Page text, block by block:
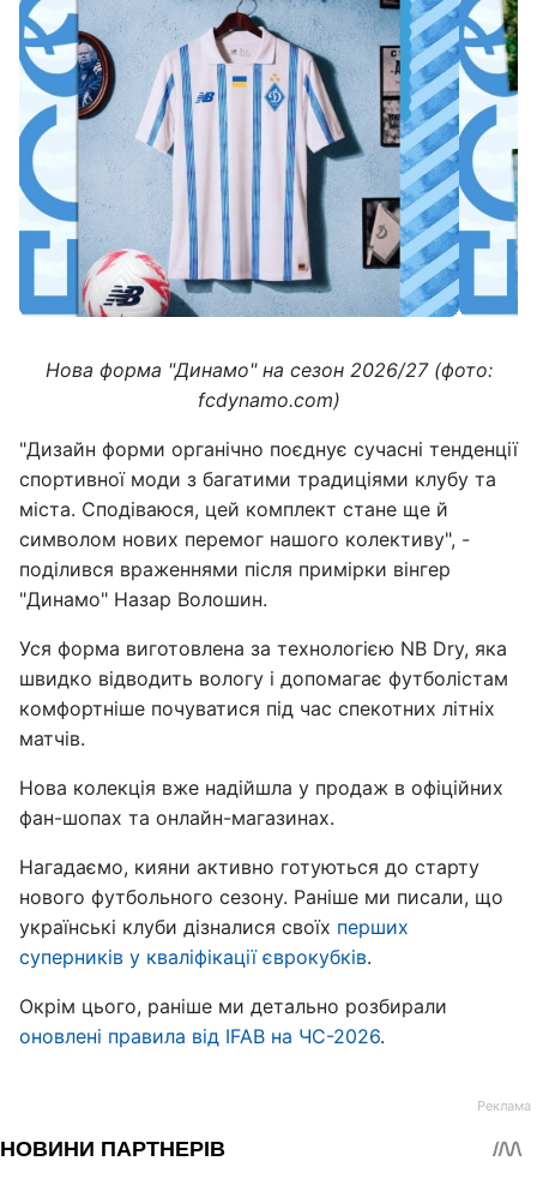
Нова форма "Динамо" на сезон 2026/27 (фото:
fcdynamo.com)
"Дизайн форми органічно поєднує сучасні тенденції
спортивної моди з багатими традиціями клубу та
міста. Сподіваюся, цей комплект стане ще й
символом нових перемог нашого колективу", -
поділився враженнями після примірки вінгер
"Динамо" Назар Волошин.
Уся форма виготовлена за технологією NB Dry, яка
швидко відводить вологу і допомагає футболістам
комфортніше почуватися під час спекотних літніх
матчів.
Нова колекція вже надійшла у продаж в офіційних
фан-шопах та онлайн-магазинах.
Нагадаємо, кияни активно готуються до старту
нового футбольного сезону. Раніше ми писали, що
українські клуби дізналися своїх перших
суперників у кваліфікації єврокубків.
Окрім цього, раніше ми детально розбирали
оновлені правила від IFAB на ЧС-2026.